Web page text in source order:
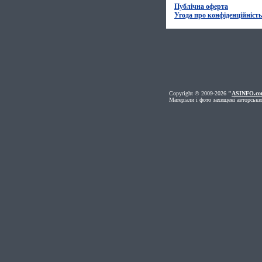
Публічна оферта
Угода про конфіденційність
Copyright © 2009-2026 "
Матеріали і фото захищені